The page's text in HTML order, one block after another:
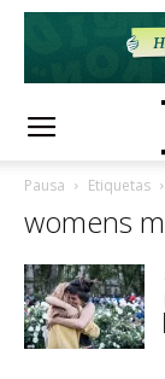
Pausa Etiquetas
womens